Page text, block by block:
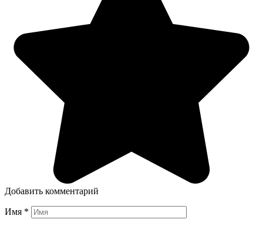
Добавить комментарий
Имя *